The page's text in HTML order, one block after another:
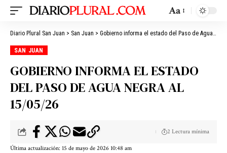
Aa
Diario Plural San Juan > San Juan > Gobierno informa el estado del Paso de Agua Negra al 15/05/26
SAN JUAN
GOBIERNO INFORMA EL ESTADO
DEL PASO DE AGUA NEGRA AL
15/05/26
Última actualización: 15 de mayo de 2026 10:48 am
2 Lectura mínima